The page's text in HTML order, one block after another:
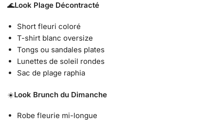
🌊Look Plage Décontracté
Short fleuri coloré
T-shirt blanc oversize
Tongs ou sandales plates
Lunettes de soleil rondes
Sac de plage raphia
☀️Look Brunch du Dimanche
Robe fleurie mi-longue